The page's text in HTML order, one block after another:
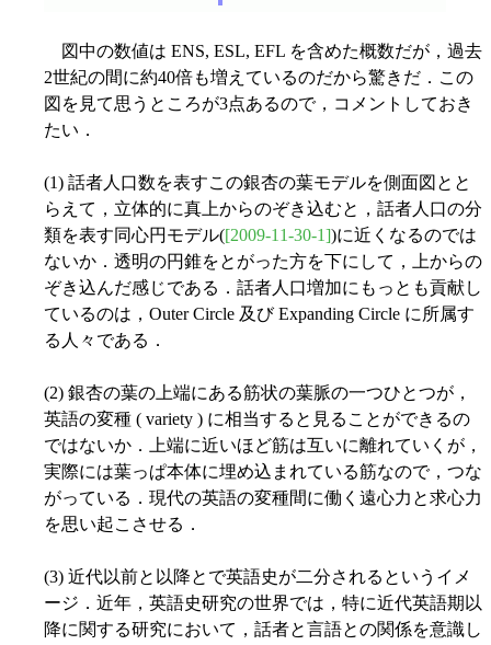
図中の数値は ENS, ESL, EFL を含めた概数だが，過去
2世紀の間に約40倍も増えているのだから驚きだ．この
図を見て思うところが3点あるので，コメントしておき
たい．
(1) 話者人口数を表すこの銀杏の葉モデルを側面図とと
らえて，立体的に真上からのぞき込むと，話者人口の分
類を表す同心円モデル([2009-11-30-1])に近くなるのでは
ないか．透明の円錐をとがった方を下にして，上からの
ぞき込んだ感じである．話者人口増加にもっとも貢献し
ているのは，Outer Circle 及び Expanding Circle に所属す
る人々である．
(2) 銀杏の葉の上端にある筋状の葉脈の一つひとつが，
英語の変種 ( variety ) に相当すると見ることができるの
ではないか．上端に近いほど筋は互いに離れていくが，
実際には葉っぱ本体に埋め込まれている筋なので，つな
がっている．現代の英語の変種間に働く遠心力と求心力
を思い起こさせる．
(3) 近代以前と以降とで英語史が二分されるというイメ
ージ．近年，英語史研究の世界では，特に近代英語期以
降に関する研究において，話者と言語との関係を意識し